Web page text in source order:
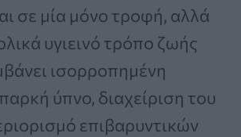
σε μία μόνο τροφή, αλλά
υγιεινό τρόπο ζωής
ισορροπημένη
ύπνο, διαχείριση του
επιβαρυντικών